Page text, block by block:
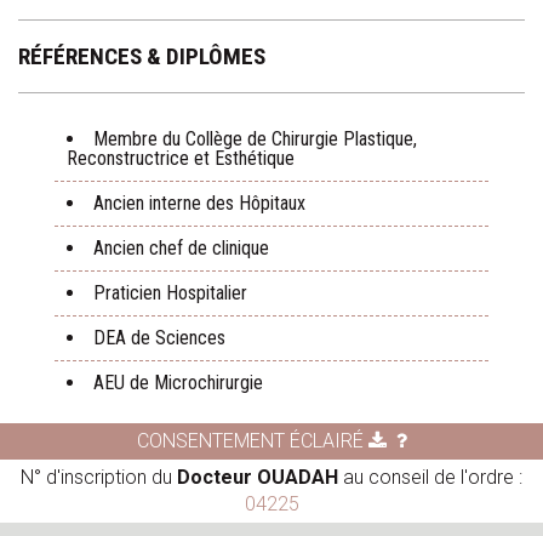
RÉFÉRENCES & DIPLÔMES
Membre du Collège de Chirurgie Plastique,
Reconstructrice et Esthétique
Ancien interne des Hôpitaux
Ancien chef de clinique
Praticien Hospitalier
DEA de Sciences
AEU de Microchirurgie
CONSENTEMENT ÉCLAIRÉ
N° d'inscription du Docteur OUADAH au conseil de l'ordre :
04225